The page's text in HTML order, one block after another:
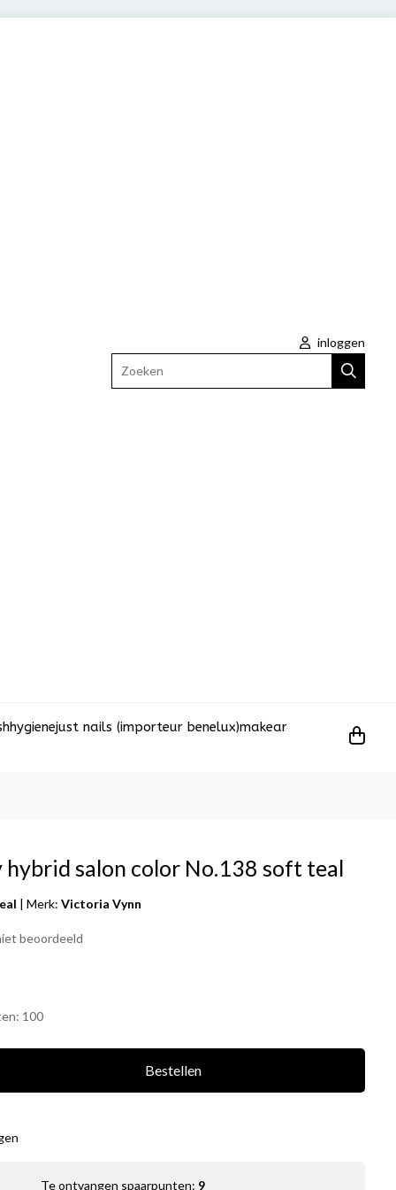
inloggen
hygienejust nails (importeur benelux)makear
hybrid salon color No.138 soft teal
|Merk:Victoria Vynn
beoordeeld
100
Bestellen
Te ontvangen spaarpunten: 9